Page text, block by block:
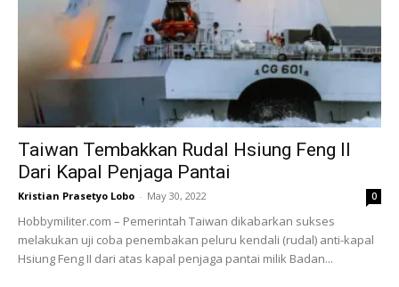
Taiwan Tembakkan Rudal Hsiung Feng II
Dari Kapal Penjaga Pantai
Kristian Prasetyo Lobo - May 30, 2022 0
Hobbymiliter.com – Pemerintah Taiwan dikabarkan sukses
melakukan uji coba penembakan peluru kendali (rudal) anti-kapal
Hsiung Feng II dari atas kapal penjaga pantai milik Badan...